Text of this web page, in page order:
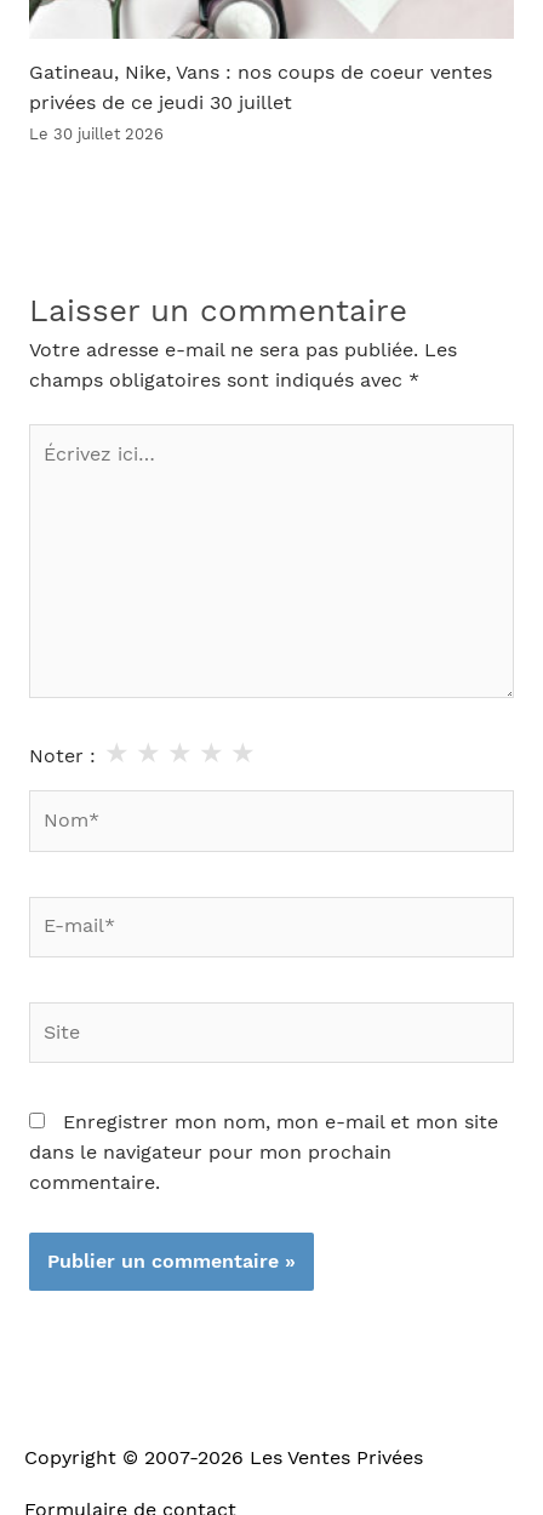
Gatineau, Nike, Vans : nos coups de coeur ventes
privées de ce jeudi 30 juillet
Le 30 juillet 2026
Laisser un commentaire
Votre adresse e-mail ne sera pas publiée. Les
champs obligatoires sont indiqués avec *
Écrivez
Noter : ★
★
★
★
★
Enregistrer mon nom, mon e-mail et mon site
dans le navigateur pour mon prochain
commentaire.
Copyright © 2007-2026 Les Ventes Privées
Formulaire de contact